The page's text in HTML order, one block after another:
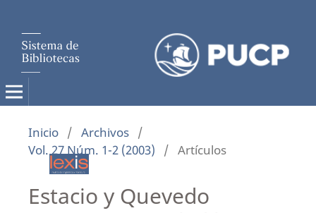
Inicio / Archivos /
Vol. 27 Núm. 1-2 (2003)
/ Artículos
Estacio y Quevedo